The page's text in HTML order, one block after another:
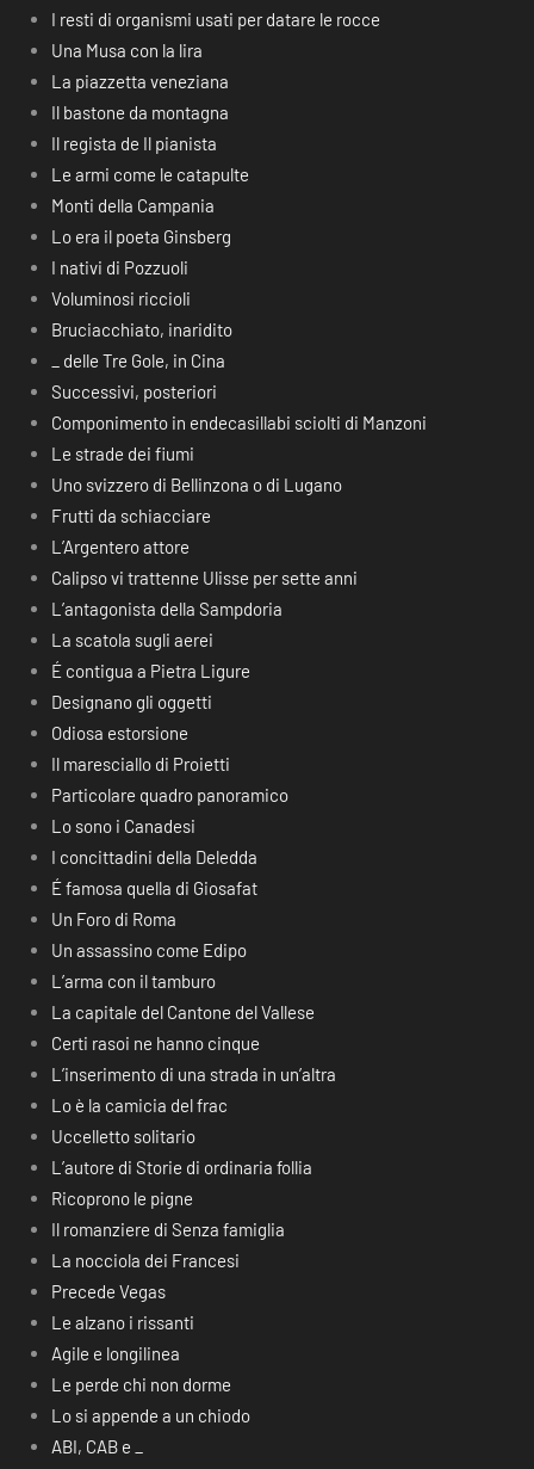
I resti di organismi usati per datare le rocce
Una Musa con la lira
La piazzetta veneziana
Il bastone da montagna
Il regista de Il pianista
Le armi come le catapulte
Monti della Campania
Lo era il poeta Ginsberg
I nativi di Pozzuoli
Voluminosi riccioli
Bruciacchiato, inaridito
_ delle Tre Gole, in Cina
Successivi, posteriori
Componimento in endecasillabi sciolti di Manzoni
Le strade dei fiumi
Uno svizzero di Bellinzona o di Lugano
Frutti da schiacciare
L’Argentero attore
Calipso vi trattenne Ulisse per sette anni
L’antagonista della Sampdoria
La scatola sugli aerei
É contigua a Pietra Ligure
Designano gli oggetti
Odiosa estorsione
Il maresciallo di Proietti
Particolare quadro panoramico
Lo sono i Canadesi
I concittadini della Deledda
É famosa quella di Giosafat
Un Foro di Roma
Un assassino come Edipo
L’arma con il tamburo
La capitale del Cantone del Vallese
Certi rasoi ne hanno cinque
L’inserimento di una strada in un’altra
Lo è la camicia del frac
Uccelletto solitario
L’autore di Storie di ordinaria follia
Ricoprono le pigne
Il romanziere di Senza famiglia
La nocciola dei Francesi
Precede Vegas
Le alzano i rissanti
Agile e longilinea
Le perde chi non dorme
Lo si appende a un chiodo
ABI, CAB e _